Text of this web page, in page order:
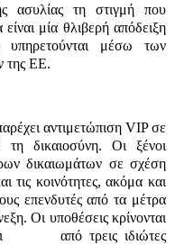
ασυλίας τη στιγμή που
μία θλιβερή απόδειξη
υπηρετούνται μέσω των
της ΕΕ.
αντιμετώπιση VIP σε
τη δικαιοσύνη. Οι ξένοι
δικαιωμάτων σε σχέση
τις κοινότητες, ακόμα και
επενδυτές από τα μέτρα
Οι υποθέσεις κρίνονται
από τρεις ιδιώτες